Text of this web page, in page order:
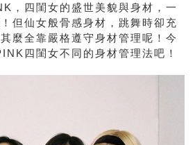
，四閨女的盛世美貌與身材，一
但 仙女般骨感身材，跳舞時卻充
麼全靠嚴格遵守身材管理呢！今
四閨女不同的身材管理法吧！